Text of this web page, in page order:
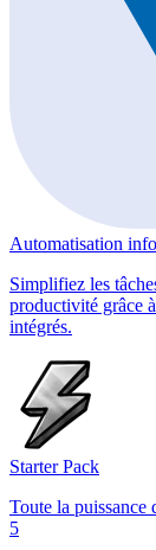
Automatisation
Simplifiez les
productivité grâce
intégrés.
Starter Pack
Toute la
5